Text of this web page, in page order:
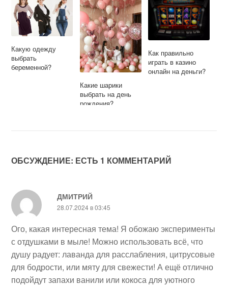
Какую одежду
выбрать
беременной?
Какие шарики
выбрать на день
рождения?
Как правильно
играть в казино
онлайн на деньги?
ОБСУЖДЕНИЕ: ЕСТЬ 1 КОММЕНТАРИЙ
ДМИТРИЙ
28.07.2024 в 03:45
Ого, какая интересная тема! Я обожаю эксперименты
с отдушками в мыле! Можно использовать всё, что
душу радует: лаванда для расслабления, цитрусовые
для бодрости, или мяту для свежести! А ещё отлично
подойдут запахи ванили или кокоса для уютного